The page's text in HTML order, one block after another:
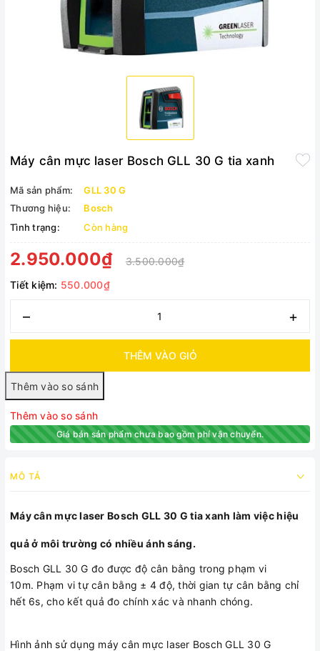
Máy cân mực laser Bosch GLL 30 G tia xanh
Mã sản phẩm:
GLL 30 G
Thương hiệu:
Bosch
Tình trạng:
Còn hàng
2.950.000₫
3.500.000₫
Tiết kiệm: 550.000₫
– +
THÊM VÀO GIỎ
Thêm vào so sánh
Giá bán sản phẩm chưa bao gồm phí vận chuyển.
MÔ TẢ
Máy cân mực laser Bosch GLL 30 G tia xanh làm việc hiệu
quả ở môi trường có nhiều ánh sáng.
Bosch GLL 30 G đo được độ cân bằng trong phạm vi
10m. Phạm vi tự cân bằng ± 4 độ, thời gian tự cân bằng chỉ
hết 6s, cho kết quả đo chính xác và nhanh chóng.
Hình ảnh sử dụng máy cân mực laser Bosch GLL 30 G